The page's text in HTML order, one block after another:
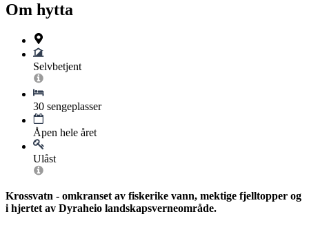
Om hytta
Selvbetjent
30 sengeplasser
Åpen hele året
Ulåst
Krossvatn - omkranset av fiskerike vann, mektige fjelltopper og
i hjertet av Dyraheio landskapsverneområde.